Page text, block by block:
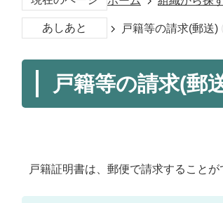
あしあと 戸籍等の請求(郵送)
戸籍等の請求(郵
戸籍証明書は、郵便で請求することが